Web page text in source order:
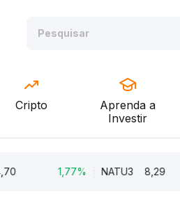
Cripto
Aprenda a
Investir
1,77% NATU3 8,29